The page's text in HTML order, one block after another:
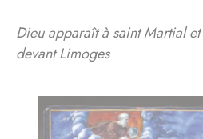
Dieu apparaît à saint Martial
devant Limoges